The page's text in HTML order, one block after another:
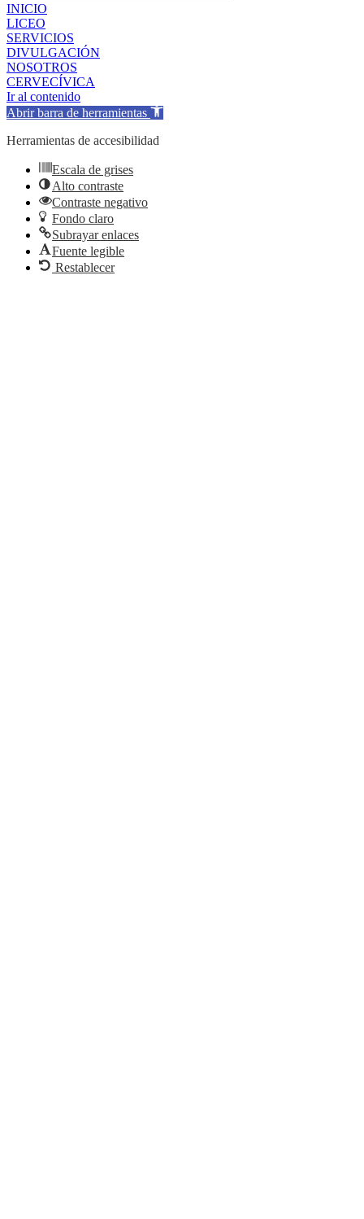
INICIO
LICEO
SERVICIOS
DIVULGACIÓN
NOSOTROS
CERVECÍVICA
Ir al contenido
Abrir barra de herramientas
Herramientas de accesibilidad
Escala de grises
Alto contraste
Contraste negativo
Fondo claro
Subrayar enlaces
Fuente legible
Restablecer